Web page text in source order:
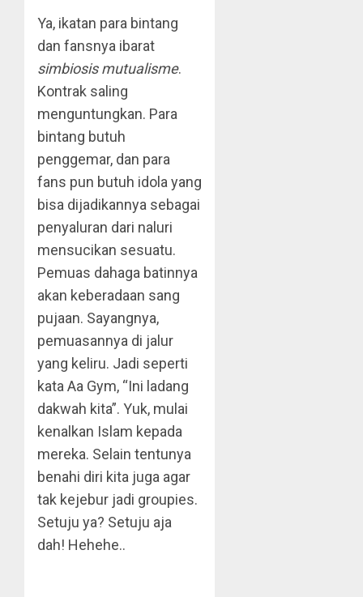
Ya, ikatan para bintang
dan fansnya ibarat
simbiosis mutualisme.
Kontrak saling
menguntungkan. Para
bintang butuh
penggemar, dan para
fans pun butuh idola yang
bisa dijadikannya sebagai
penyaluran dari naluri
mensucikan sesuatu.
Pemuas dahaga batinnya
akan keberadaan sang
pujaan. Sayangnya,
pemuasannya di jalur
yang keliru. Jadi seperti
kata Aa Gym, “Ini ladang
dakwah kita”. Yuk, mulai
kenalkan Islam kepada
mereka. Selain tentunya
benahi diri kita juga agar
tak kejebur jadi groupies.
Setuju ya? Setuju aja
dah! Hehehe..